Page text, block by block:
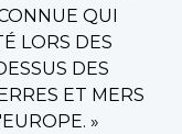
QUI
LORS DES
DES
ET MERS
»